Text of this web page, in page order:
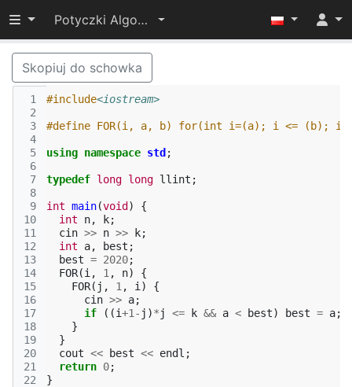
Przełącz widoczność menu
Potyczki Algorytmiczne 2019
Skopiuj do schowka
1
2
3
4
5
6
7
8
9
10
11
12
13
14
15
16
17
18
19
20
21
22
#include<iostream>
#define FOR(i, a, b) for(int i=(a); i <= (b);
using namespace std ;
typedef long long llint ;
int main(void )
{
int
n, k;
cin >> n >> k;
int
a, best ;
best = 2020;
FOR(i , 1 , n)
{
FOR( j , 1 , i )
{
cin >> a;
if
((i+1 - j )*j <= k && a < best) best = a;
}
}
cout << best << endl ;
return 0;
}